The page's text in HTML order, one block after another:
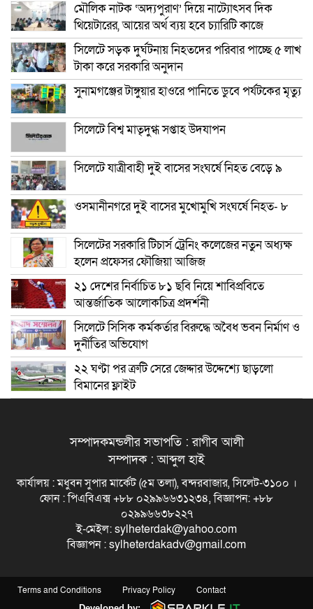
মৌলিক নাটক ‘অদ্যপুরাণ’ দিয়ে নাট্যোৎসব দিক
থিয়েটারের, আয়ের অর্থ ব্যয় হবে চ্যারিটি কাজে
সিলেটে সড়ক দুর্ঘটনায় নিহতদের পরিবার পাচ্ছে ৫ লাখ
টাকা করে সরকারি অনুদান
সুনামগঞ্জের টাঙ্গুয়ার হাওরে পানিতে ডুবে পর্যটকের মৃত্যু
সিলেটে বিশ্ব মাতৃদুগ্ধ সপ্তাহ উদযাপন
সিলেটে যাত্রীবাহী দুই বাসের সংঘর্ষে নিহত বেড়ে ৯
ওসমানীনগরে দুই বাসের মুখোমুখি সংঘর্ষে নিহত- ৮
সিলেটের সরকারি টিচার্স ট্রেনিং কলেজের নতুন অধ্যক্ষ
হলেন প্রফেসর ফৌজিয়া আজিজ
২১ দেশের নির্বাচিত ৮১ ছবি নিয়ে শাবিপ্রবিতে
আন্তর্জাতিক আলোকচিত্র প্রদর্শনী
সিলেটে সিসিক কর্মকর্তার বিরুদ্ধে অবৈধ ভবন নির্মাণ ও
দুর্নীতির অভিযোগ
২২ ঘণ্টা পর ত্রুটি সেরে জেদ্দার উদ্দেশ্যে ছাড়লো
বিমানের ফ্লাইট
সম্পাদকমন্ডলীর সভাপতি : রাগীব আলী
সম্পাদক : আব্দুল হাই
কার্যালয় : মধুবন সুপার মার্কেট (৫ম তলা), বন্দরবাজার, সিলেট-৩১০০ ।
ফোন : পিএবিএক্স +৮৮ ০২৯৯৬৬৩১২৩৪, বিজ্ঞাপন: +৮৮
০২৯৯৬৬৩৮২২৭
ই-মেইল: sylheterdak@yahoo.com
বিজ্ঞাপন : sylheterdakadv@gmail.com
Terms and Conditions Privacy Policy Contact